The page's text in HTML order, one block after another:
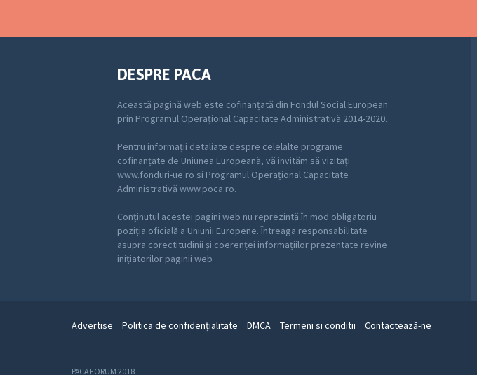
DESPRE PACA
Această pagină web este cofinanțată din Fondul Social European
prin Programul Operațional Capacitate Administrativă 2014-2020.
Pentru informații detaliate despre celelalte programe
cofinanțate de Uniunea Europeană, vă invităm să vizitați
www.fonduri-ue.ro si Programul Operațional Capacitate
Administrativă www.poca.ro.
Conținutul acestei pagini web nu reprezintă în mod obligatoriu
poziția oficială a Uniunii Europene. Întreaga responsabilitate
asupra corectitudinii și coerenței informațiilor prezentate revine
inițiatorilor paginii web
Advertise Politica de confidenţialitate DMCA Termeni si conditii Contactează-ne
PACA FORUM 2018